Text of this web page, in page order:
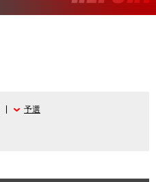
予選